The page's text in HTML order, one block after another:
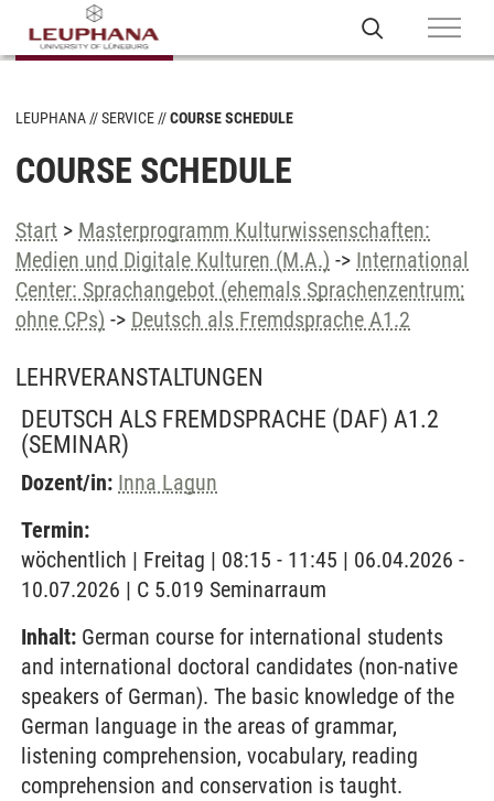
LEUPHANA SERVICE COURSE SCHEDULE
COURSE SCHEDULE
Start > Masterprogramm Kulturwissenschaften:
Medien und Digitale Kulturen (M.A.) -> International
Center: Sprachangebot (ehemals Sprachenzentrum;
ohne CPs) -> Deutsch als Fremdsprache A1.2
LEHRVERANSTALTUNGEN
DEUTSCH ALS FREMDSPRACHE (DAF) A1.2
(SEMINAR)
Dozent/in: Inna Lagun
Termin:
wöchentlich | Freitag | 08:15 - 11:45 | 06.04.2026 -
10.07.2026 | C 5.019 Seminarraum
Inhalt: German course for international students
and international doctoral candidates (non-native
speakers of German). The basic knowledge of the
German language in the areas of grammar,
listening comprehension, vocabulary, reading
comprehension and conservation is taught.